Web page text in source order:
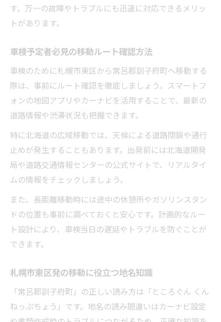
す。万一の故障やトラブルにも迅速に対応できるメリッ
トがあります。
車検予定者必見の移動ルート確認方法
車検のために札幌市東区から常呂郡訓子府町へ移動する
際は、事前にルート確認を徹底しましょう。スマートフ
ォンの地図アプリやカーナビを活用することで、最新の
道路情報や渋滞状況も把握できます。
特に北海道の広域移動では、天候による道路閉鎖や通行
止めが発生することもあります。出発前には北海道開発
局や道路交通情報センターの公式サイトで、リアルタイ
ムの情報をチェックしましょう。
また、長距離移動時には途中の休憩所やガソリンスタン
ドの位置も事前に調べておくと安心です。計画的なルー
ト設計により、車検当日の遅延やトラブルを防ぐことが
できます。
札幌市東区発の移動に役立つ地名知識
「常呂郡訓子府町」の正しい読み方は「ところぐん くん
ねっぷちょう」です。地名の読み間違いはカーナビ設定